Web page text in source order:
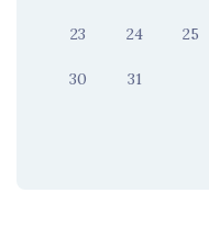
23 24 25
30 31